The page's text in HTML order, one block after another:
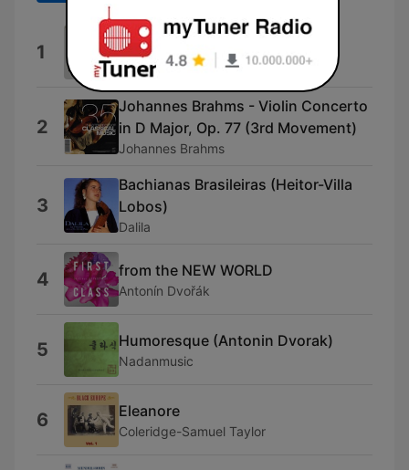
1 Jean Philippe Rameau: Minuet
Andrés Segovia ‎
2
Johannes Brahms - Violin Concerto
in D Major, Op. 77 (3rd Movement)
Johannes Brahms
3
Bachianas Brasileiras (Heitor-Villa
Lobos)
Dalila
4 from the NEW WORLD
Antonín Dvořák
5 Humoresque (Antonin Dvorak)
Nadanmusic
6 Eleanore
Coleridge-Samuel Taylor